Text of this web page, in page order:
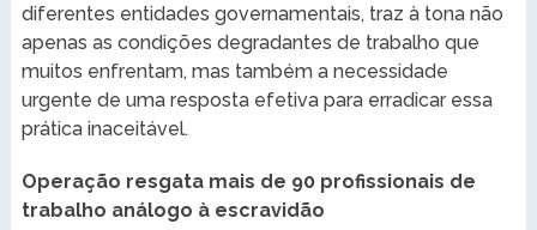
diferentes entidades governamentais, traz à tona não
apenas as condições degradantes de trabalho que
muitos enfrentam, mas também a necessidade
urgente de uma resposta efetiva para erradicar essa
prática inaceitável.
Operação resgata mais de 90 profissionais de
trabalho análogo à escravidão